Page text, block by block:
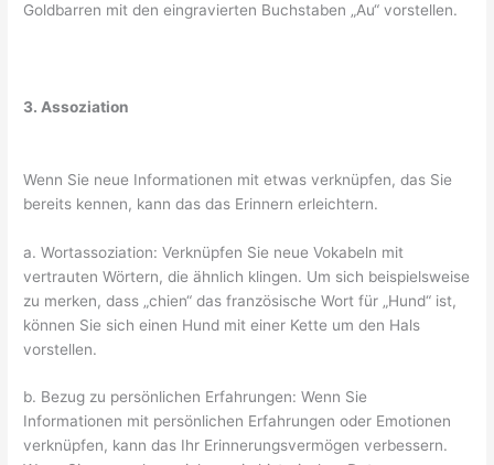
Goldbarren mit den eingravierten Buchstaben „Au“ vorstellen.
3. Assoziation
Wenn Sie neue Informationen mit etwas verknüpfen, das Sie
bereits kennen, kann das das Erinnern erleichtern.
a. Wortassoziation: Verknüpfen Sie neue Vokabeln mit
vertrauten Wörtern, die ähnlich klingen. Um sich beispielsweise
zu merken, dass „chien“ das französische Wort für „Hund“ ist,
können Sie sich einen Hund mit einer Kette um den Hals
vorstellen.
b. Bezug zu persönlichen Erfahrungen: Wenn Sie
Informationen mit persönlichen Erfahrungen oder Emotionen
verknüpfen, kann das Ihr Erinnerungsvermögen verbessern.